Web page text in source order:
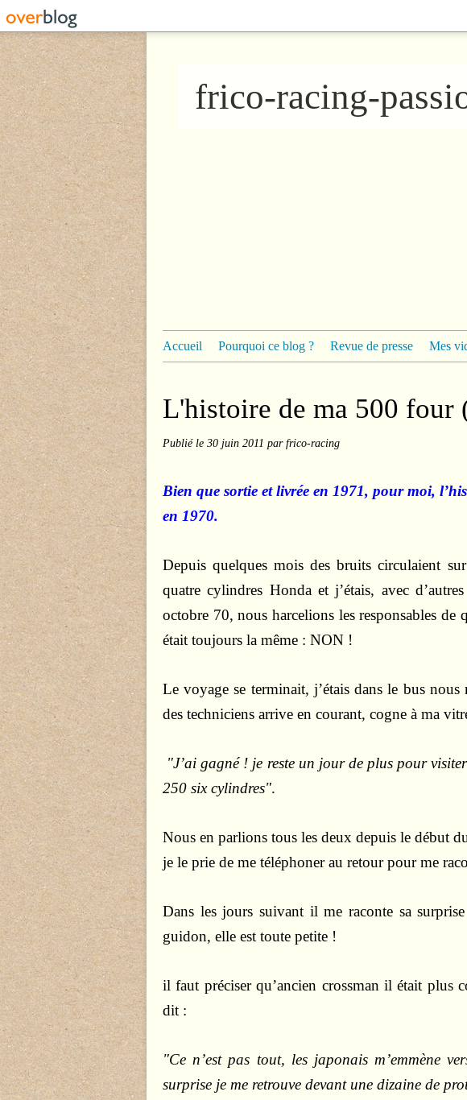
frico-racing-
Accueil Pourquoi ce blog ? Revue de presse Mes
L'histoire de ma 500
Publié le 30 juin 2011 par frico-racing
Bien que sortie et livrée en 1971, pour moi,
en 1970.
Depuis quelques mois des bruits circulaient
quatre cylindres Honda et j’étais, avec
octobre 70, nous harcelions les responsables de
était toujours la même : NON !
Le voyage se terminait, j’étais dans le bus nous
des techniciens arrive en courant, cogne à ma
"J’ai gagné ! je reste un jour de plus pour
250 six cylindres".
Nous en parlions tous les deux depuis le début
je le prie de me téléphoner au retour pour me
Dans les jours suivant il me raconte sa
guidon, elle est toute petite !
il faut préciser qu’ancien crossman il était plus
dit :
"Ce n’est pas tout, les japonais m’emmène
surprise je me retrouve devant une dizaine de